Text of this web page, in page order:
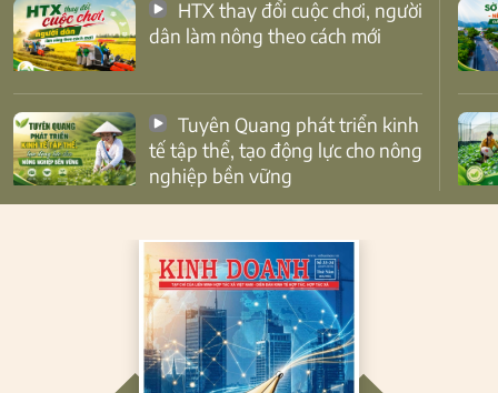
dân làm nông theo cách mới
tế tập thể, tạo động lực cho nông
nghiệp bền vững